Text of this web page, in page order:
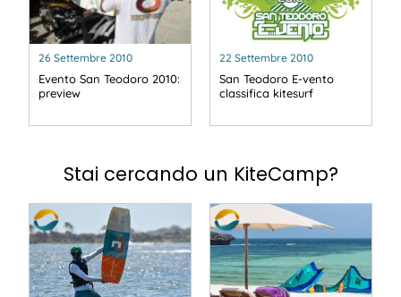
26 Settembre 2010
Evento San Teodoro 2010:
preview
22 Settembre 2010
San Teodoro E-vento
classifica kitesurf
Stai cercando un KiteCamp?